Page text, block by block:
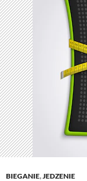
BIEGANIE,JEDZENIE